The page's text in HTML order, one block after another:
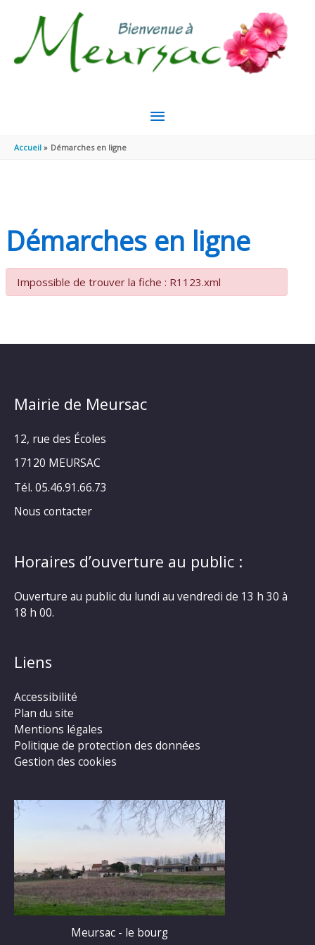
MENU
Accueil Démarches en ligne
Démarches en ligne
Impossible de trouver la fiche : R1123.xml
Mairie de Meursac
12, rue des Écoles
17120 MEURSAC
Tél. 05.46.91.66.73
Nous contacter
Horaires d’ouverture au public :
Ouverture au public du lundi au vendredi de 13 h 30 à
18 h 00.
Liens
Accessibilité
Plan du site
Mentions légales
Politique de protection des données
Gestion des cookies
Meursac - le bourg